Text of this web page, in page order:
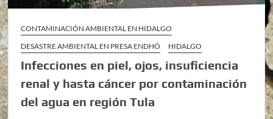
CONTAMINACIÓN AMBIENTAL EN HIDALGO
DESASTRE AMBIENTAL EN PRESA ENDHÓ
HIDALGO
Infecciones en piel, ojos, insuficiencia
renal y hasta cáncer por contaminación
del agua en región Tula